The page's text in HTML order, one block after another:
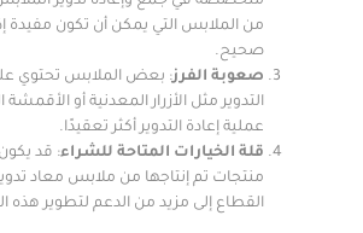
من الملابس التي يمكن أن تكون مفيدة إذا تمت
صعوبة الفرز: بعض الملابس تحتوي على مواد غير
التدوير مثل الأزرار المعدنية أو الأقمشة
عملية إعادة التدوير أكثر تعقيدًا.
قلة الخيارات المتاحة للشراء: قد يكون من
منتجات تم إنتاجها من ملابس معاد تدويرها في
القطاع إلى مزيد من الدعم لتطوير هذه المنتجات.